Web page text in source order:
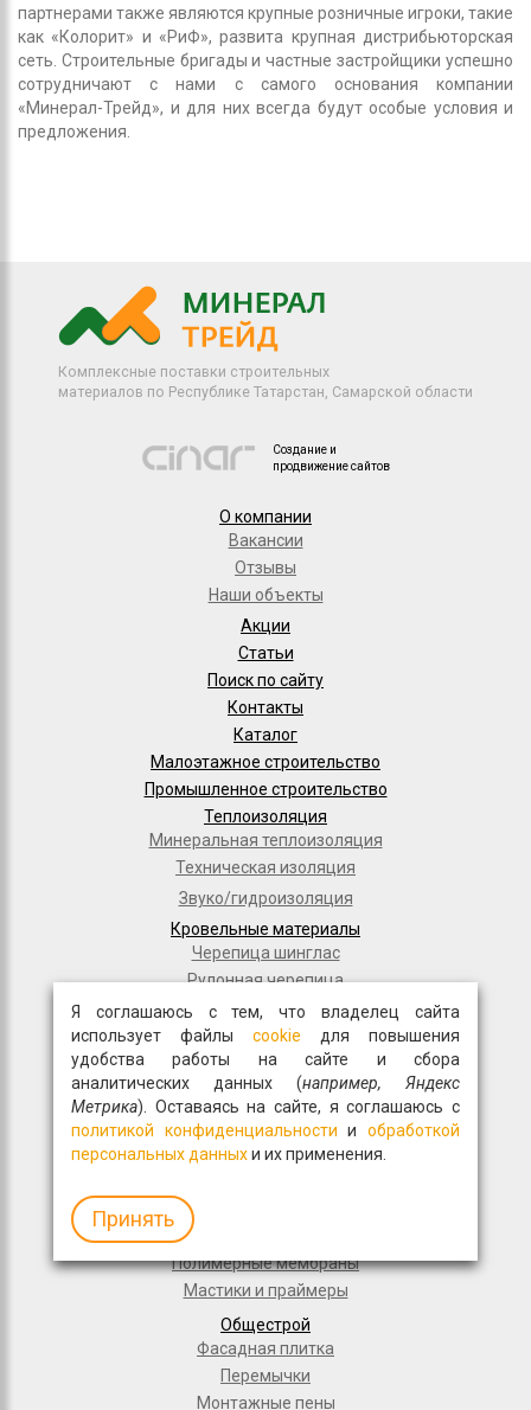
партнерами также являются крупные розничные игроки, такие
как «Колорит» и «РиФ», развита крупная дистрибьюторская
сеть. Строительные бригады и частные застройщики успешно
сотрудничают с нами с самого основания компании
«Минерал-Трейд», и для них всегда будут особые условия и
предложения.
Комплексные поставки строительных
материалов по Республике Татарстан, Самарской области
Создание и
продвижение сайтов
О компании
Вакансии
Отзывы
Наши объекты
Акции
Статьи
Поиск по сайту
Контакты
Каталог
Малоэтажное строительство
Промышленное строительство
Теплоизоляция
Минеральная теплоизоляция
Техническая изоляция
Звуко/гидроизоляция
Кровельные материалы
Черепица шинглас
Рулонная черепица
Композитная черепица
Комплектующие для кровли
Плиты OSB
Ultralam
Гидроизоляция пола
Для частного домостроения
Гидроизоляционные материалы
Дорожное строительство
Полимерные мембраны
Мастики и праймеры
Общестрой
Фасадная плитка
Перемычки
Монтажные пены
Я соглашаюсь с тем, что владелец сайта
использует файлы cookie для повышения
удобства работы на сайте и сбора
аналитических данных (например, Яндекс
Метрика). Оставаясь на сайте, я соглашаюсь с
политикой конфиденциальности иобработкой
персональных данныхи их применения.
Принять